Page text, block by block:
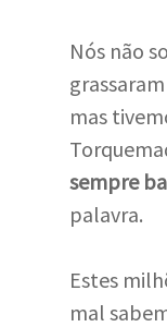
Nós não
mas
sempre
palavra.
Estes
mal